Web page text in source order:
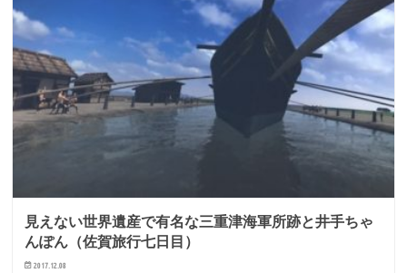
見えない世界遺産で有名な三重津海軍所跡と井手ちゃ
んぽん（佐賀旅行七日目）
2017.12.08